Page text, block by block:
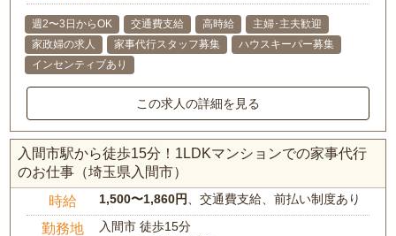
週2〜3日からOK 交通費支給 高時給
主婦･主夫歓迎
家政婦の求人
家事代行スタッフ募集
ハウスキーパー募集
インセンティブあり
この求人の詳細を見る
入間市駅から徒歩15分！1LDKマンションでの家事代行
のお仕事（埼玉県入間市）
時給 1,500〜1,860円 、交通費支給、前払い制度あり
勤務地
入間市 徒歩15分